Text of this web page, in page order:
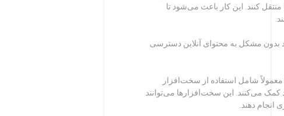
کنند. این کار باعث می‌شود تا
بدون مشکل به محتوای آنلاین دسترسی
حتی با افزایش سرعت، امنیت داده‌ها همچنان حفظ می‌شود. فناوری تسریع VPN معمولاً شامل استفاده از سخت‌افزار
می‌کنند. این سخت‌افزارها می‌توانند